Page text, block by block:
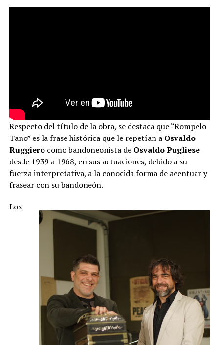
Respecto del título de la obra, se destaca que “Rompelo
Tano” es la frase histórica que le repetían a Osvaldo
Ruggierocomo bandoneonista de Osvaldo Pugliese
desde 1939 a 1968, en sus actuaciones, debido a su
fuerza interpretativa, a la conocida forma de acentuar y
frasear con su bandoneón.
Los